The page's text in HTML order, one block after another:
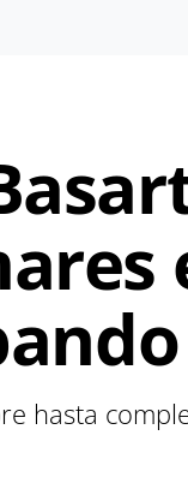
hasta